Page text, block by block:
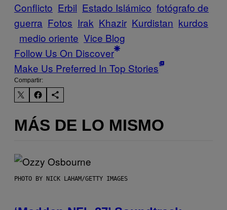
Conflicto Erbil Estado Islámico fotógrafo de
guerra Fotos Irak Khazir Kurdistan kurdos
medio oriente Vice Blog
Follow Us On Discover
Make Us Preferred In Top Stories
Compartir:
MÁS DE LO MISMO
PHOTO BY NICK LAHAM/GETTY IMAGES